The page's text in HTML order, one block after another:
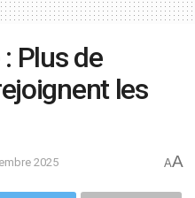
Plus de
les
2025 AA